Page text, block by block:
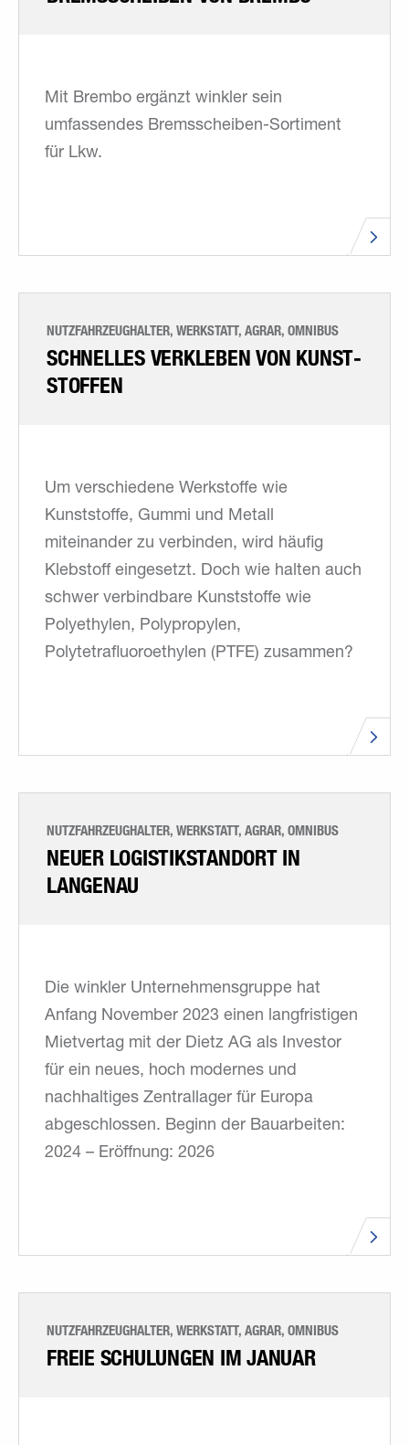
Mit Brembo ergänzt winkler sein
umfassendes Bremsscheiben-Sortiment
für Lkw.
NUTZFAHRZEUGHALTER, WERKSTATT, AGRAR, OMNIBUS
SCHNELLES VERKLEBEN VON KUNST­
STOFFEN
Um verschiedene Werkstoffe wie
Kunststoffe, Gummi und Metall
miteinander zu verbinden, wird häufig
Klebstoff eingesetzt. Doch wie halten auch
schwer verbindbare Kunststoffe wie
Polyethylen, Polypropylen,
Polytetrafluoroethylen (PTFE) zusammen?
NUTZFAHRZEUGHALTER, WERKSTATT, AGRAR, OMNIBUS
NEUER LOGISTIK­STANDORT IN
LANGENAU
Die winkler Unternehmensgruppe hat
Anfang November 2023 einen langfristigen
Mietvertag mit der Dietz AG als Investor
für ein neues, hoch modernes und
nachhaltiges Zentrallager für Europa
abgeschlossen. Beginn der Bauarbeiten:
2024 – Eröffnung: 2026
NUTZFAHRZEUGHALTER, WERKSTATT, AGRAR, OMNIBUS
FREIE SCHULUNGEN IM JANUAR